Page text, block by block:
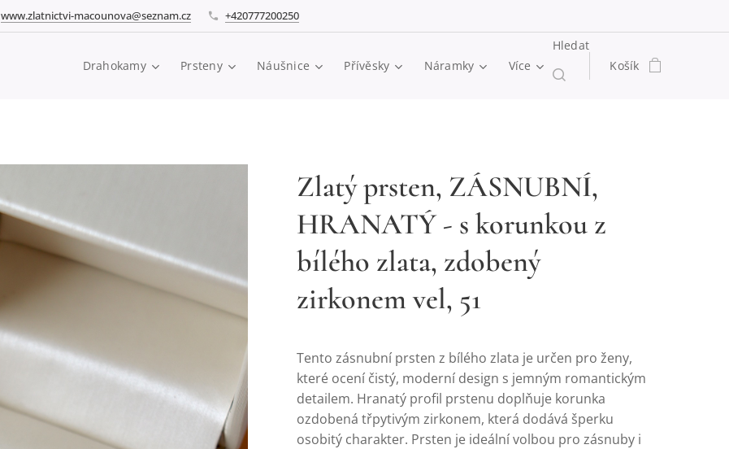
www.zlatnictvi-macounova@seznam.cz +420777200250
Drahokamy Prsteny Náušnice Přívěsky Náramky Více
Hledat
Košík
Zlatý prsten, ZÁSNUBNÍ,
HRANATÝ - s korunkou z
bílého zlata, zdobený
zirkonem vel, 51
Tento zásnubní prsten z bílého zlata je určen pro ženy,
které ocení čistý, moderní design s jemným romantickým
detailem. Hranatý profil prstenu doplňuje korunka
ozdobená třpytivým zirkonem, která dodává šperku
osobitý charakter. Prsten je ideální volbou pro zásnuby i